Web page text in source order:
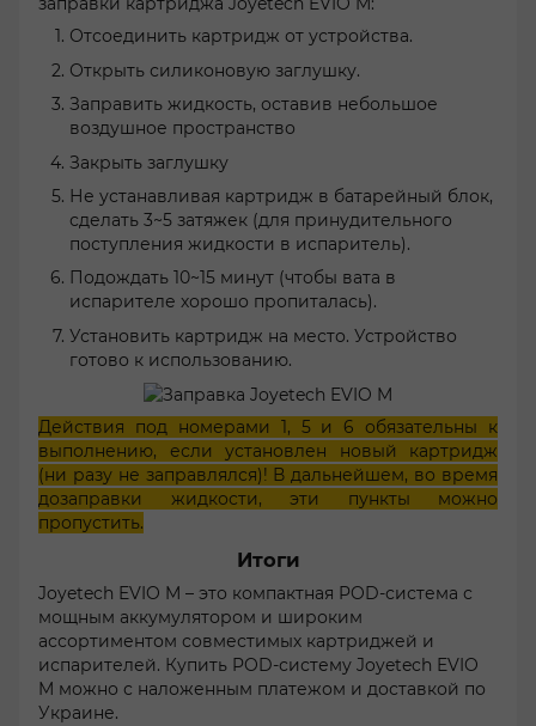
Отсоединить картридж от устройства.
Открыть силиконовую заглушку.
Заправить жидкость, оставив небольшое
воздушное пространство
Закрыть заглушку
Не устанавливая картридж в батарейный блок,
сделать 3~5 затяжек (для принудительного
поступления жидкости в испаритель).
Подождать 10~15 минут (чтобы вата в
испарителе хорошо пропиталась).
Установить картридж на место. Устройство
готово к использованию.
Действия под номерами 1, 5 и 6 обязательны к
выполнению, если установлен новый картридж
(ни разу не заправлялся)! В дальнейшем, во время
дозаправки жидкости, эти пункты можно
пропустить.
Итоги
Joyetech EVIO M – это компактная POD-система с
мощным аккумулятором и широким
ассортиментом совместимых картриджей и
испарителей. Купить POD-систему Joyetech EVIO
M можно с наложенным платежом и доставкой по
Украине.